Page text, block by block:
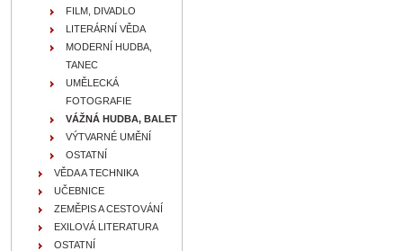
FILM, DIVADLO
LITERÁRNÍ VĚDA
MODERNÍ HUDBA,
TANEC
UMĚLECKÁ
FOTOGRAFIE
VÁŽNÁ HUDBA, BALET
VÝTVARNÉ UMĚNÍ
OSTATNÍ
VĚDA A TECHNIKA
UČEBNICE
ZEMĚPIS A CESTOVÁNÍ
EXILOVÁ LITERATURA
OSTATNÍ